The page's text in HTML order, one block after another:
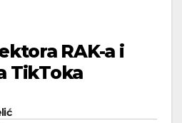
RAK-a i
TikToka